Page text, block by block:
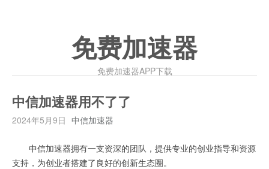
免费加速器
免费加速器APP下载
中信加速器用不了了
2024年5月9日 中信加速器
中信加速器拥有一支资深的团队，提供专业的创业指导和资源
支持，为创业者搭建了良好的创新生态圈。